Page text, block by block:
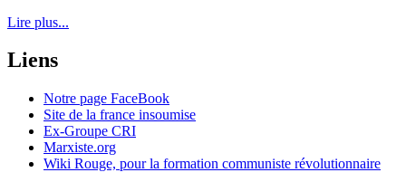
Lire plus...
Liens
Notre page FaceBook
Site de la france insoumise
Ex-Groupe CRI
Marxiste.org
Wiki Rouge, pour la formation communiste révolutionnaire